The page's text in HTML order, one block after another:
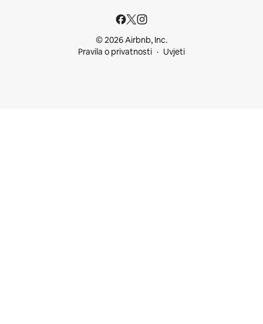
© 2026 Airbnb, Inc.
Pravila o privatnosti
Uvjeti